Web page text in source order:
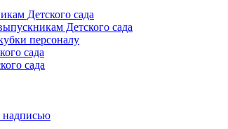
Детского сада
Детского сада
персоналу
сада
сада
надписью